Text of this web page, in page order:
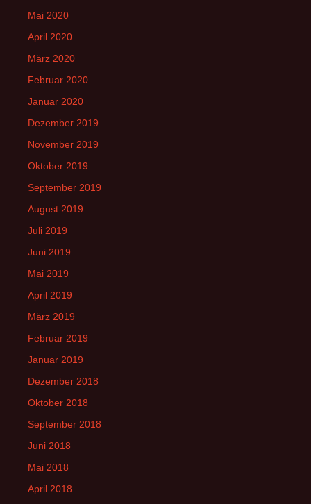
Mai 2020
April 2020
März 2020
Februar 2020
Januar 2020
Dezember 2019
November 2019
Oktober 2019
September 2019
August 2019
Juli 2019
Juni 2019
Mai 2019
April 2019
März 2019
Februar 2019
Januar 2019
Dezember 2018
Oktober 2018
September 2018
Juni 2018
Mai 2018
April 2018